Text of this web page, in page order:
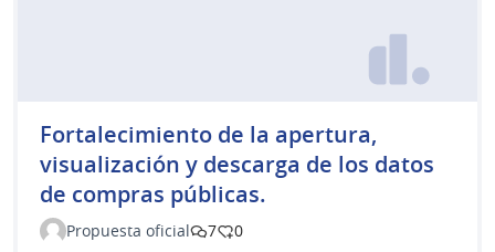
Fortalecimiento de la apertura,
visualización y descarga de los datos
de compras públicas.
Propuesta oficial 7 0